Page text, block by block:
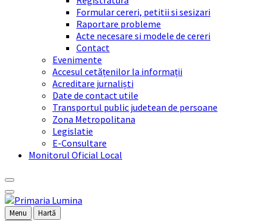
Formular cereri, petitii si sesizari
Raportare probleme
Acte necesare si modele de cereri
Contact
Evenimente
Accesul cetățenilor la informații
Acreditare jurnaliști
Date de contact utile
Transportul public judetean de persoane
Zona Metropolitana
Legislatie
E-Consultare
Monitorul Oficial Local
Menu
Hartă